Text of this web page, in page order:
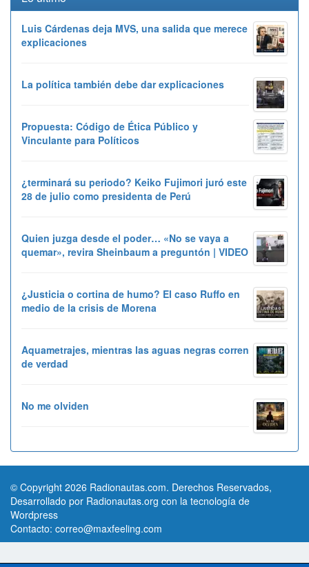
Luis Cárdenas deja MVS, una salida que merece
explicaciones
La política también debe dar explicaciones
Propuesta: Código de Ética Público y
Vinculante para Políticos
¿terminará su periodo? Keiko Fujimori juró este
28 de julio como presidenta de Perú
Quien juzga desde el poder… «No se vaya a
quemar», revira Sheinbaum a preguntón | VIDEO
¿Justicia o cortina de humo? El caso Ruffo en
medio de la crisis de Morena
Aquametrajes, mientras las aguas negras corren
de verdad
No me olviden
© Copyright 2026 Radionautas.com. Derechos Reservados,
Desarrollado por Radionautas.org con la tecnología de
Wordpress
Contacto: correo@maxfeeling.com